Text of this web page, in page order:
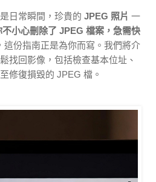
日常瞬間，珍貴的 JPEG 照片 一
不小心刪除了 JPEG 檔案，急需快
這份指南正是為你而寫。我們將介
找回影像，包括檢查基本位址、
修復損毀的 JPEG 檔。